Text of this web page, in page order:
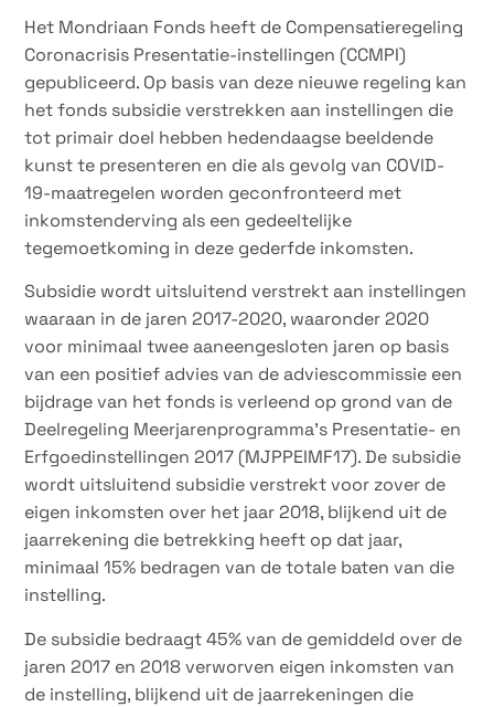
Het Mondriaan Fonds heeft de Compensatieregeling
Coronacrisis Presentatie-instellingen (CCMPI)
gepubliceerd. Op basis van deze nieuwe regeling kan
het fonds subsidie verstrekken aan instellingen die
tot primair doel hebben hedendaagse beeldende
kunst te presenteren en die als gevolg van COVID-
19-maatregelen worden geconfronteerd met
inkomstenderving als een gedeeltelijke
tegemoetkoming in deze gederfde inkomsten.
Subsidie wordt uitsluitend verstrekt aan instellingen
waaraan in de jaren 2017-2020, waaronder 2020
voor minimaal twee aaneengesloten jaren op basis
van een positief advies van de adviescommissie een
bijdrage van het fonds is verleend op grond van de
Deelregeling Meerjarenprogramma’s Presentatie- en
Erfgoedinstellingen 2017 (MJPPEIMF17). De subsidie
wordt uitsluitend subsidie verstrekt voor zover de
eigen inkomsten over het jaar 2018, blijkend uit de
jaarrekening die betrekking heeft op dat jaar,
minimaal 15% bedragen van de totale baten van die
instelling.
De subsidie bedraagt 45% van de gemiddeld over de
jaren 2017 en 2018 verworven eigen inkomsten van
de instelling, blijkend uit de jaarrekeningen die